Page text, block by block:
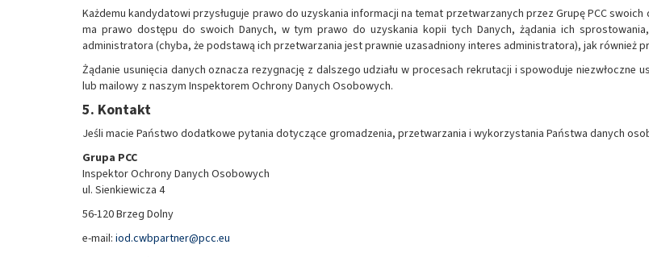
Każdemu kandydatowi przysługuje prawo do uzyskania informacji na temat przetwarzanych przez Grupę PCC
ma prawo dostępu do swoich Danych, w tym prawo do uzyskania kopii tych Danych, żądania ich
administratora (chyba, że podstawą ich przetwarzania jest prawnie uzasadniony interes administratora), jak również
Żądanie usunięcia danych oznacza rezygnację z dalszego udziału w procesach rekrutacji i spowoduje
lub mailowy z naszym Inspektorem Ochrony Danych Osobowych.
5. Kontakt
Jeśli macie Państwo dodatkowe pytania dotyczące gromadzenia, przetwarzania i wykorzystania Państwa danych
Grupa PCC
Inspektor Ochrony Danych Osobowych
ul. Sienkiewicza 4
56-120 Brzeg Dolny
e-mail: iod.cwbpartner@pcc.eu